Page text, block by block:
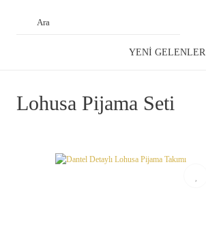
YENİ GELENLER
Lohusa Pijama Seti